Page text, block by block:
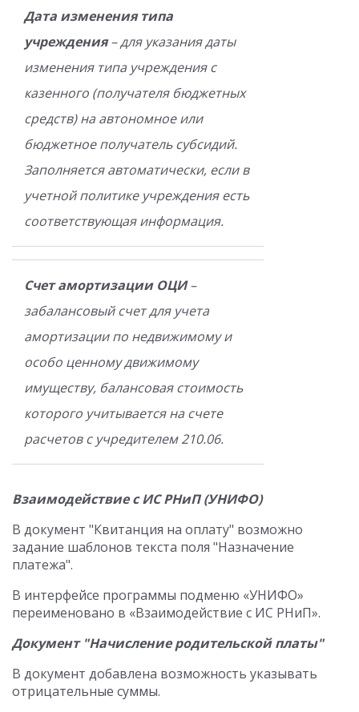
Дата изменения типа
учреждения– для указания даты
изменения типа учреждения с
казенного (получателя бюджетных
средств) на автономное или
бюджетное получатель субсидий.
Заполняется автоматически, если в
учетной политике учреждения есть
соответствующая информация.
Счет амортизации ОЦИ–
забалансовый счет для учета
амортизации по недвижимому и
особо ценному движимому
имуществу, балансовая стоимость
которого учитывается на счете
расчетов с учредителем 210.06.
Взаимодействие с ИС РНиП (УНИФО)
В документ "Квитанция на оплату" возможно
задание шаблонов текста поля "Назначение
платежа".
В интерфейсе программы подменю «УНИФО»
переименовано в «Взаимодействие с ИС РНиП».
Документ "Начисление родительской платы"
В документ добавлена возможность указывать
отрицательные суммы.